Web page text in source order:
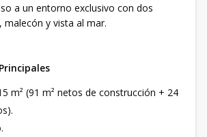
a un entorno exclusivo con dos
malecón y vista al mar.
m² (91 m² netos de construcción + 24